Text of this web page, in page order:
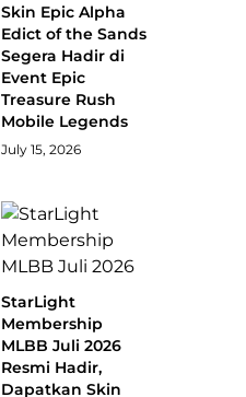
Skin Epic Alpha
Edict of the Sands
Segera Hadir di
Event Epic
Treasure Rush
Mobile Legends
July 15, 2026
StarLight
Membership
MLBB Juli 2026
Resmi Hadir,
Dapatkan Skin